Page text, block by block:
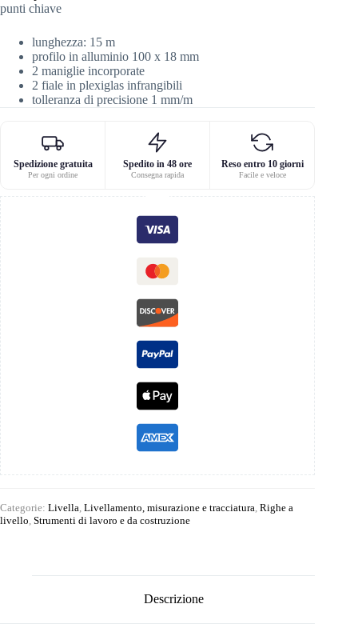
punti chiave
lunghezza: 15 m
profilo in alluminio 100 x 18 mm
2 maniglie incorporate
2 fiale in plexiglas infrangibili
tolleranza di precisione 1 mm/m
Spedizione gratuita
Per ogni ordine
Spedito in 48 ore
Consegna rapida
Reso entro 10 giorni
Facile e veloce
Categorie: Livella Livellamento, misurazione e tracciatura Righe a
livello Strumenti di lavoro e da costruzione
Descrizione